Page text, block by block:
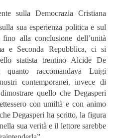
sulla Democrazia Cristiana
sua esperienza politica e sul
alla conclusione dell’unità
e Seconda Repubblica, ci si
statista trentino Alcide De
raccomandava Luigi
contemporanei, invece di
quello che Degasperi
con umiltà e con animo
Degasperi ha scritto, la figura
sua verità e il lettore sarebbe